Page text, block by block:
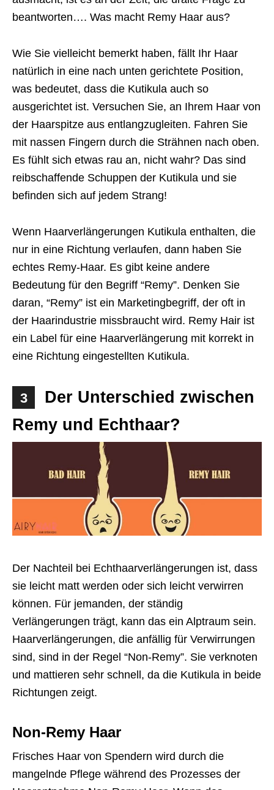
beantworten…. Was macht Remy Haar aus?
Wie Sie vielleicht bemerkt haben, fällt Ihr Haar
natürlich in eine nach unten gerichtete Position,
was bedeutet, dass die Kutikula auch so
ausgerichtet ist. Versuchen Sie, an Ihrem Haar von
der Haarspitze aus entlangzugleiten. Fahren Sie
mit nassen Fingern durch die Strähnen nach oben.
Es fühlt sich etwas rau an, nicht wahr? Das sind
reibschaffende Schuppen der Kutikula und sie
befinden sich auf jedem Strang!
Wenn Haarverlängerungen Kutikula enthalten, die
nur in eine Richtung verlaufen, dann haben Sie
echtes Remy-Haar. Es gibt keine andere
Bedeutung für den Begriff “Remy”. Denken Sie
daran, “Remy” ist ein Marketingbegriff, der oft in
der Haarindustrie missbraucht wird. Remy Hair ist
ein Label für eine Haarverlängerung mit korrekt in
eine Richtung eingestellten Kutikula.
3
Der Unterschied zwischen
Remy und Echthaar?
Der Nachteil bei Echthaarverlängerungen ist, dass
sie leicht matt werden oder sich leicht verwirren
können. Für jemanden, der ständig
Verlängerungen trägt, kann das ein Alptraum sein.
Haarverlängerungen, die anfällig für Verwirrungen
sind, sind in der Regel “Non-Remy”. Sie verknoten
und mattieren sehr schnell, da die Kutikula in beide
Richtungen zeigt.
Non-Remy Haar
Frisches Haar von Spendern wird durch die
mangelnde Pflege während des Prozesses der